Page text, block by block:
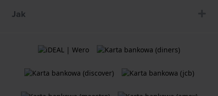
Jak